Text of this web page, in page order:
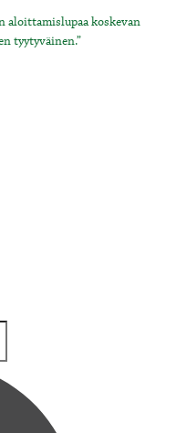
aloittamislupaa koskevan
tyytyväinen.”